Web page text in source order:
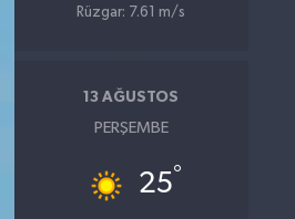
Rüzgar: 7.61 m/s
13 AĞUSTOS
PERŞEMBE
25°